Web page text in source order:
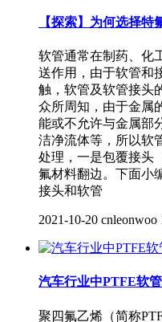
【探索】为何选择特
软管通常在制药、化
送作用，由于软管和
触，软管及软管接头
众所周知，由于金属
能或不允许与金属部
洁净流体等，所以软
处理，一是包覆接头
氟材料翻边。下面小
接头和软管
2021-10-20 cnleonwoo
汽车行业中PTFE软
聚四氟乙烯（简称